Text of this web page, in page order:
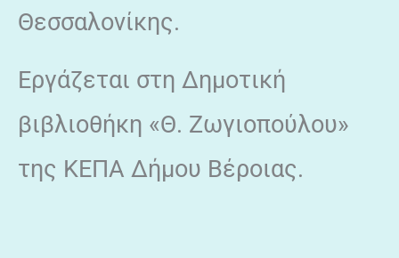
Θεσσαλονίκης.
Εργάζεται στη Δημοτική
βιβλιοθήκη «Θ. Ζωγιοπούλου»
της ΚΕΠΑ Δήμου Βέροιας.